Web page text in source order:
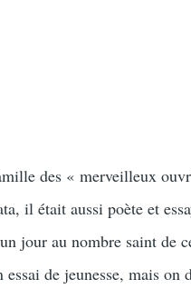
des « merveilleux
il était aussi poète et
jour au nombre saint de
de jeunesse, mais on